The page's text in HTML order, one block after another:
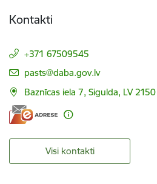
Kontakti
+371 67509545
E-pasts:
pasts@daba.gov.lv
Baznīcas iela 7, Sigulda, LV 2150
Visi kontakti